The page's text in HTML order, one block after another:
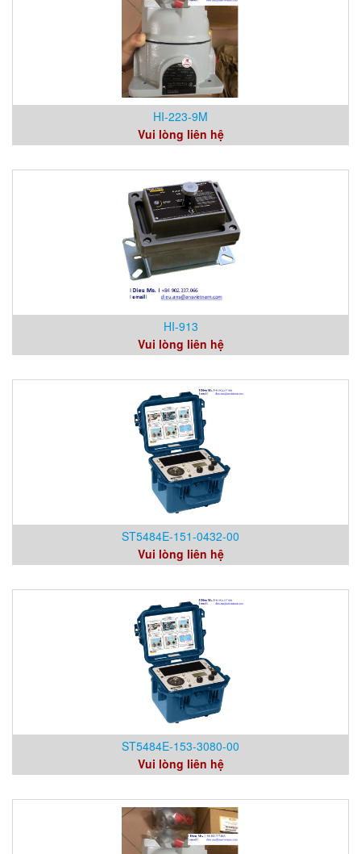
HI-223-9M
Vui lòng liên hệ
HI-913
Vui lòng liên hệ
ST5484E-151-0432-00
Vui lòng liên hệ
ST5484E-153-3080-00
Vui lòng liên hệ